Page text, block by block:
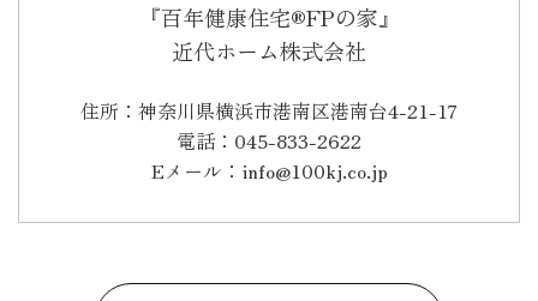
『百年健康住宅®FPの家』
近代ホーム株式会社
住所：神奈川県横浜市港南区港南台4-21-17
電話：045-833-2622
Eメール：info@100kj.co.jp